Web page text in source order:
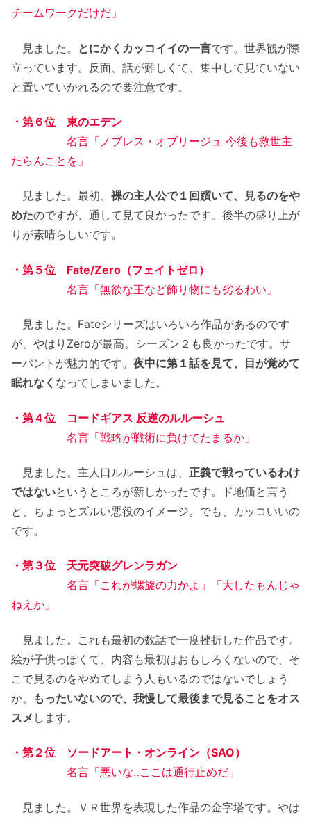
チームワークだけだ」
見ました。 とにかくカッコイイの一言です。世界観が際
立っています。反面、話が難しくて、集中して見ていない
と置いていかれるので要注意です。
・第６位 東のエデン
名言「ノブレス・オブリージュ 今後も救世主
たらんことを」
見ました。最初、 裸の主人公で１回躓いて、見るのをや
めたのですが、通して見て良かったです。後半の盛り上が
りが素晴らしいです。
・第５位 Fate/Zero（フェイトゼロ）
名言「無欲な王など飾り物にも劣るわい」
見ました。Fateシリーズはいろいろ作品があるのです
が、やはりZeroが最高。シーズン２も良かったです。サ
ーバントが魅力的です。 夜中に第１話を見て、目が覚めて
眠れなく なってしまいました。
・第４位 コードギアス 反逆のルルーシュ
名言「戦略が戦術に負けてたまるか」
見ました。主人口ルルーシュは、 正義で戦っているわけ
ではないというところが新しかったです。ド地価と言う
と、ちょっとズルい悪役のイメージ。でも、カッコいいの
です。
・第３位 天元突破グレンラガン
名言「これが螺旋の力かよ」「大したもんじゃ
ねえか」
見ました。これも最初の数話で一度挫折した作品です。
絵が子供っぽくて、内容も最初はおもしろくないので、そ
こで見るのをやめてしまう人もいるのではないでしょう
か。
もったいないので、我慢して最後まで見ることをオス
スメ します。
・第２位 ソードアート・オンライン（SAO）
名言「悪いな‥ここは通行止めだ」
見ました。ＶＲ世界を表現した作品の金字塔です。やは